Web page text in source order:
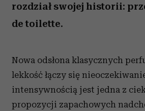
rozdział swojej historii:
de toilette.
Nowa odsłona klasycznych
lekkość łączy się
intensywnością jest jedna z
propozycji zapachowych